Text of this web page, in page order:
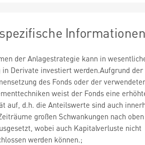
der Anlagestrategie kann in
in Derivate investiert werden.Aufgrund der
des Fonds oder der
weist der Fonds eine
auf, d.h. die Anteilswerte sind auch
großen Schwankungen nach
wobei auch Kapitalverluste nicht
werden können.;